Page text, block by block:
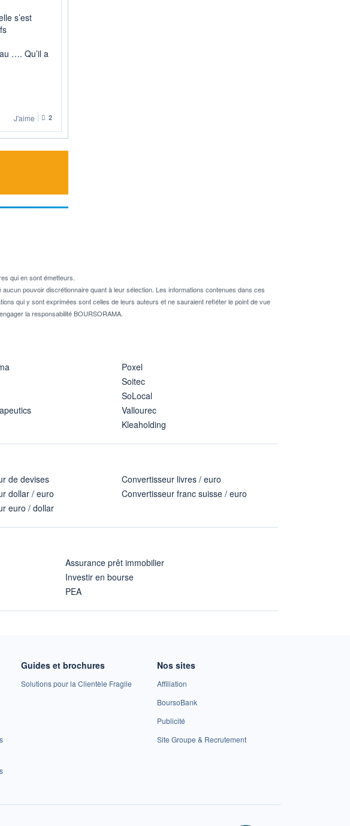
s’est
…. Qu’il a
J'aime 2
qui en sont émetteurs.
pouvoir discrétionnaire quant à leur sélection. Les informations contenues dans ces
qui y sont exprimées sont celles de leurs auteurs et ne sauraient refléter le point de vue
la responsabilité BOURSORAMA.
Poxel
Soitec
SoLocal
Vallourec
Kleaholding
de devises
dollar / euro
euro / dollar
Convertisseur livres / euro
Convertisseur franc suisse / euro
Assurance prêt immobilier
Investir en bourse
PEA
Guides et brochures
Solutions pour la Clientèle Fragile
Nos sites
Affiliation
BoursoBank
Publicité
Site Groupe & Recrutement